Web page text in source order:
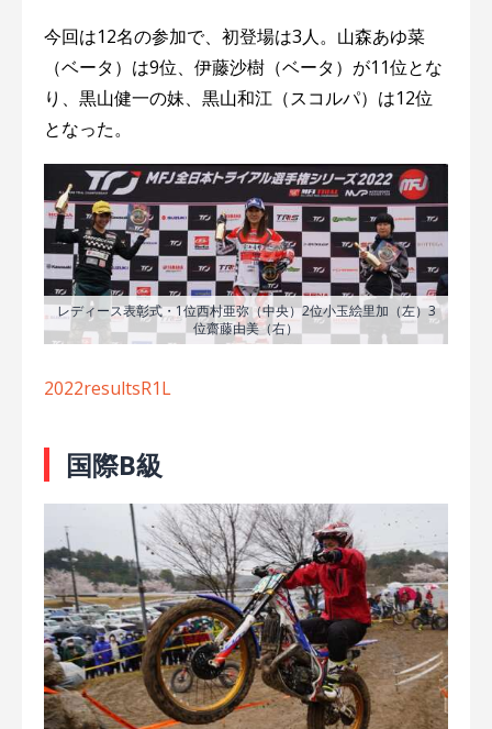
今回は12名の参加で、初登場は3人。山森あゆ菜
（ベータ）は9位、伊藤沙樹（ベータ）が11位とな
り、黒山健一の妹、黒山和江（スコルパ）は12位
となった。
レディース表彰式・1位西村亜弥（中央）2位小玉絵里加（左）3
位齋藤由美（右）
2022resultsR1L
国際B級